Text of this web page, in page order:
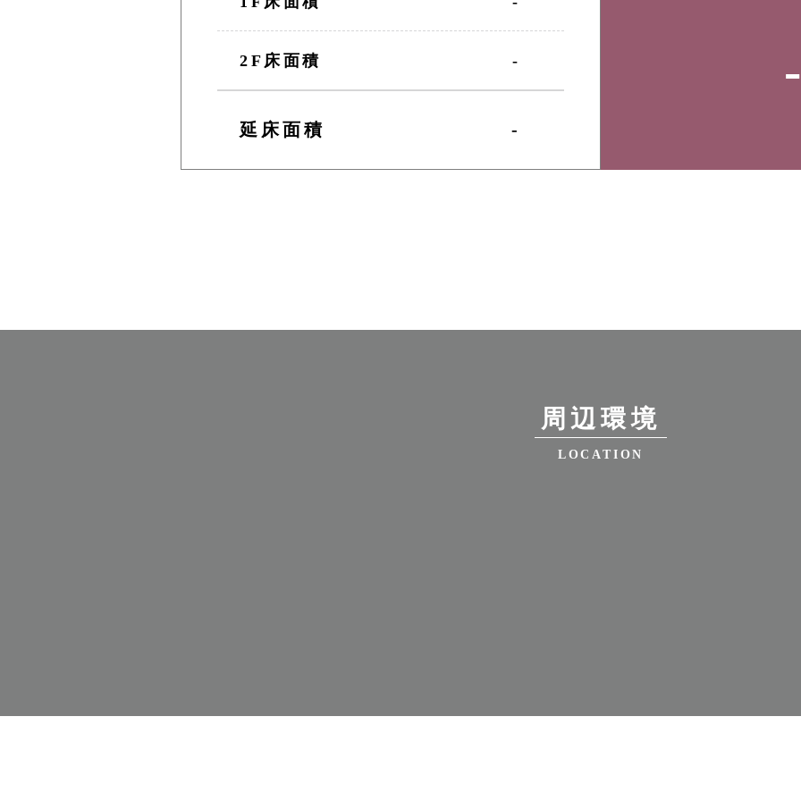
2F床面積 -
延床面積 -
-
周辺環境
LOCATION